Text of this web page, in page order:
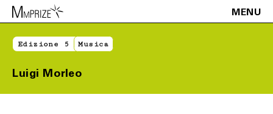
MENU
Edizione 5 Musica
Luigi Morleo